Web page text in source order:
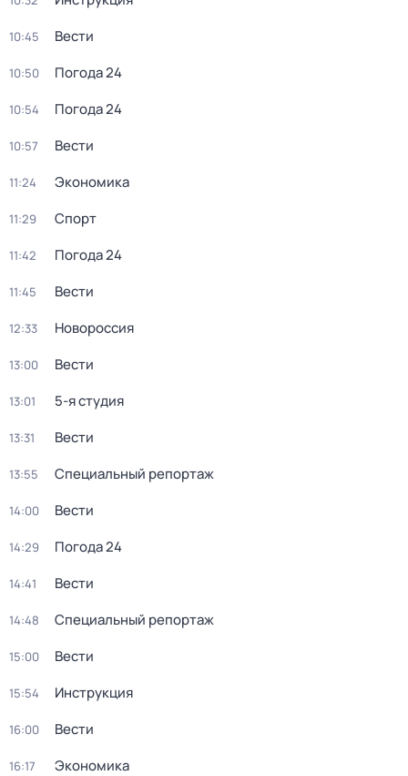
10:45 Вести
10:50 Погода 24
10:54 Погода 24
10:57 Вести
11:24 Экономика
11:29 Спорт
11:42 Погода 24
11:45 Вести
12:33 Новороссия
13:00 Вести
13:01 5-я студия
13:31 Вести
13:55 Специальный репортаж
14:00 Вести
14:29 Погода 24
14:41 Вести
14:48 Специальный репортаж
15:00 Вести
15:54 Инструкция
16:00 Вести
16:17 Экономика